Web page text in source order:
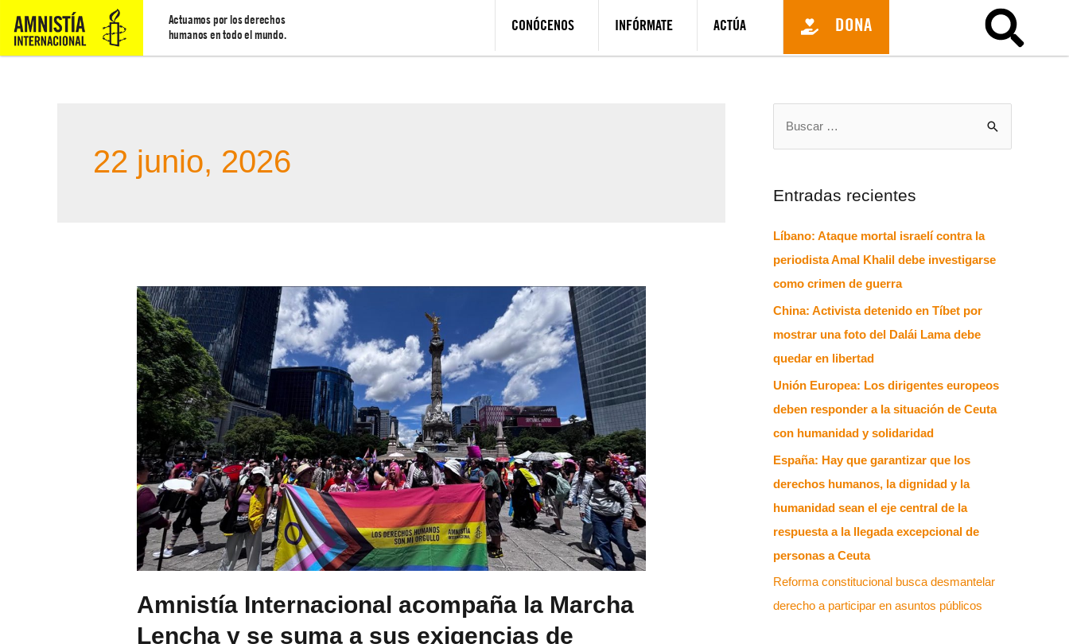
Actuamos por los derechos
humanos en todo el mundo.
CONÓCENOS INFÓRMATE ACTÚA DONA
22 junio, 2026
Amnistía Internacional acompaña la Marcha
Lencha y se suma a sus exigencias de
Entradas recientes
Líbano: Ataque mortal israelí contra la
periodista Amal Khalil debe investigarse
como crimen de guerra
China: Activista detenido en Tíbet por
mostrar una foto del Dalái Lama debe
quedar en libertad
Unión Europea: Los dirigentes europeos
deben responder a la situación de Ceuta
con humanidad y solidaridad
España: Hay que garantizar que los
derechos humanos, la dignidad y la
humanidad sean el eje central de la
respuesta a la llegada excepcional de
personas a Ceuta
Reforma constitucional busca desmantelar
derecho a participar en asuntos públicos